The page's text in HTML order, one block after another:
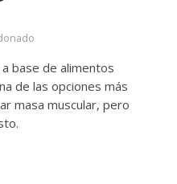
base de alimentos
de las opciones más
masa muscular, pero